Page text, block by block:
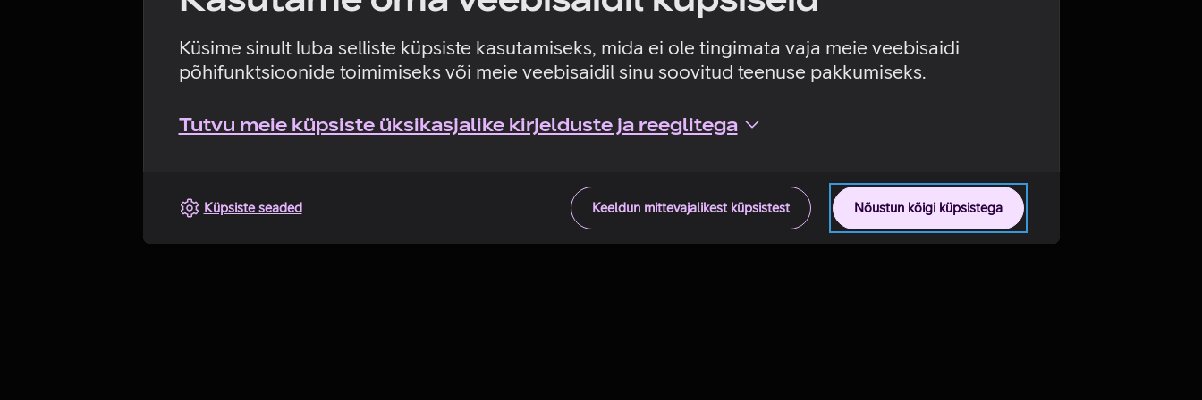
Küsime sinult luba selliste küpsiste kasutamiseks, mida ei ole tingimata vaja meie veebisaidi
põhifunktsioonide toimimiseks või meie veebisaidil sinu soovitud teenuse pakkumiseks.
Tutvu meie küpsiste üksikasjalike kirjelduste ja reeglitega
Nõustun kõigi küpsistega
Keeldun mittevajalikest küpsistest
Küpsiste seaded